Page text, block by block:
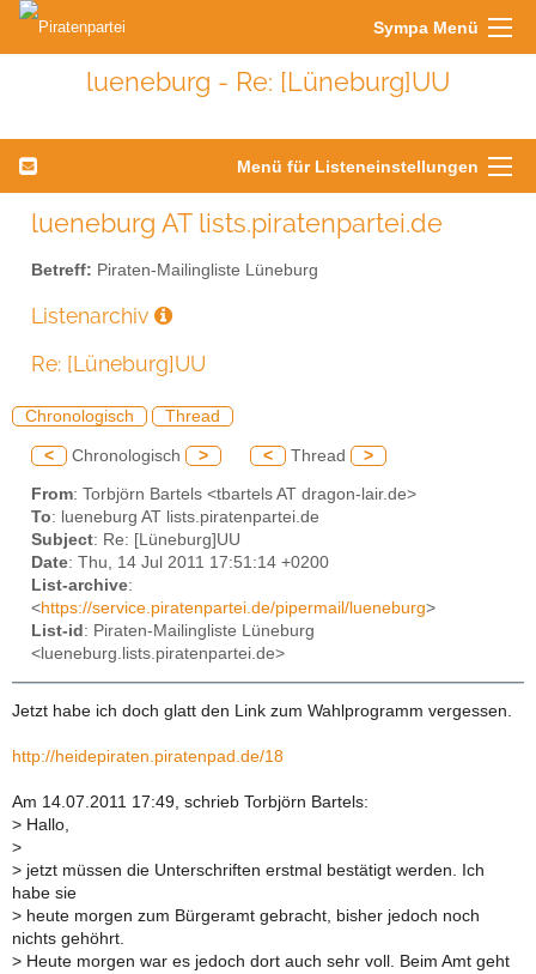
Sympa Menü
lueneburg - Re: [Lüneburg]UU
Menü für Listeneinstellungen
lueneburg AT lists.piratenpartei.de
Betreff: Piraten-Mailingliste Lüneburg
Listenarchiv
Re: [Lüneburg]UU
Chronologisch Thread
< Chronologisch > < Thread >
From: Torbjörn Bartels <tbartels AT dragon-lair.de>
To: lueneburg AT lists.piratenpartei.de
Subject: Re: [Lüneburg]UU
Date: Thu, 14 Jul 2011 17:51:14 +0200
List-archive:
<https://service.piratenpartei.de/pipermail/lueneburg>
List-id : Piraten-Mailingliste Lüneburg
<lueneburg.lists.piratenpartei.de>
Jetzt habe ich doch glatt den Link zum Wahlprogramm vergessen.
http://heidepiraten.piratenpad.de/18
Am 14.07.2011 17:49, schrieb Torbjörn Bartels:
> Hallo,
>
> jetzt müssen die Unterschriften erstmal bestätigt werden. Ich
habe sie
> heute morgen zum Bürgeramt gebracht, bisher jedoch noch
nichts gehöhrt.
> Heute morgen war es jedoch dort auch sehr voll. Beim Amt geht